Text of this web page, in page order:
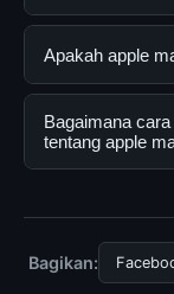
apple
informasi
mengikuti
Apakah apple
Ya, apple
oleh semua
atau langganan
Bagaimana
tentang apple
kami secara
dengan
Bagikan: